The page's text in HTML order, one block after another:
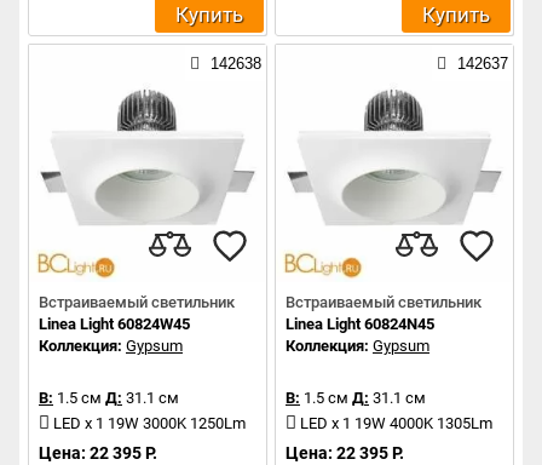
Купить Купить
142638
Встраиваемый светильник
Linea Light 60824W45
Коллекция: Gypsum
В: 1.5 см Д: 31.1 см
LED x 1 19W 3000K 1250Lm
Цена: 22 395 Р.
142637
Встраиваемый светильник
Linea Light 60824N45
Коллекция: Gypsum
В: 1.5 см Д: 31.1 см
LED x 1 19W 4000K 1305Lm
Цена: 22 395 Р.